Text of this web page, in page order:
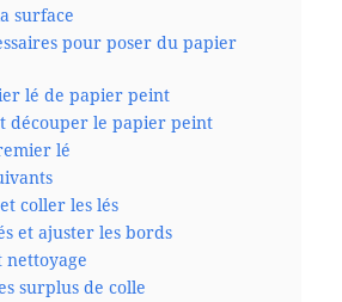
surface
pour poser du papier
lé de papier peint
découper le papier peint
lé
coller les lés
et ajuster les bords
nettoyage
surplus de colle